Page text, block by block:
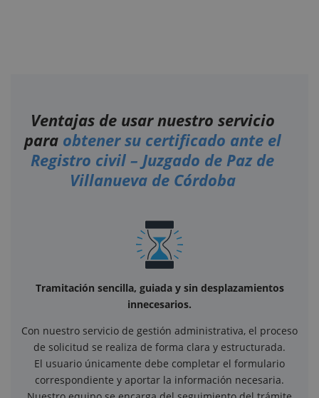
Ventajas de usar nuestro servicio
para obtener su certificado ante el
Registro civil – Juzgado de Paz de
Villanueva de Córdoba
Tramitación sencilla, guiada y sin desplazamientos
innecesarios.
Con nuestro servicio de gestión administrativa, el proceso
de solicitud se realiza de forma clara y estructurada.
El usuario únicamente debe completar el formulario
correspondiente y aportar la información necesaria.